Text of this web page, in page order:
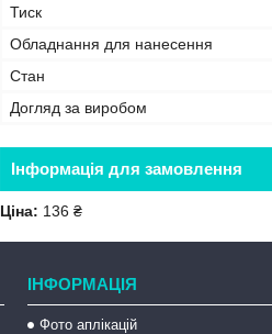
Тиск
Обладнання для нанесення
Стан
Догляд за виробом
Інформація для замовлення
Ціна: 136 ₴
ІНФОРМАЦІЯ
Фото аплікацій